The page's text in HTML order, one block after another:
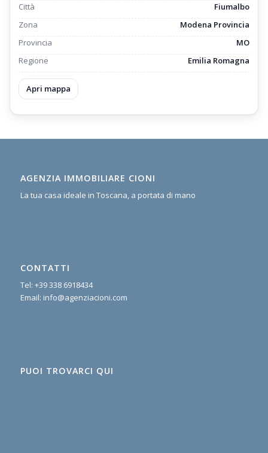
Città
Fiumalbo
Zona
Modena Provincia
Provincia
MO
Regione
Emilia Romagna
Apri mappa
AGENZIA IMMOBILIARE CIONI
La tua casa ideale in Toscana, a portata di mano
CONTATTI
Tel: +39 338 6918434
Email: info@agenziacioni.com
PUOI TROVARCI QUI